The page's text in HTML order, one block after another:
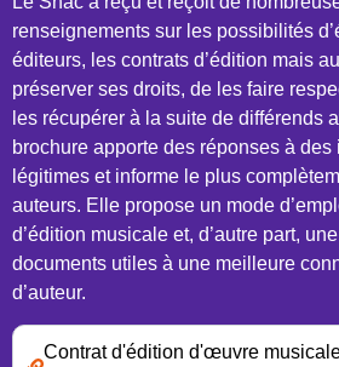
renseignements sur les possibilités
éditeurs, les contrats d’édition mais
préserver ses droits, de les faire
les récupérer à la suite de différends
brochure apporte des réponses à des
légitimes et informe le plus
auteurs. Elle propose un mode
d’édition musicale et, d’autre part,
documents utiles à une meilleure
d’auteur.
Contrat d'édition d'œuvre